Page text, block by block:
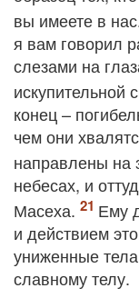
вы имеете в
я вам говорил
слезами на
искупительной
конец –
чем они
направлены на
небесах, и
Масеха.
Ему
и действием
униженные
славному телу.